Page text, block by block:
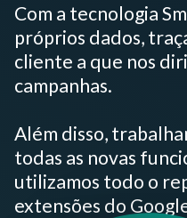
Com a tecnologia
próprios dados,
cliente a que nos
campanhas.
Além disso,
todas as novas
utilizamos todo o
extensões do